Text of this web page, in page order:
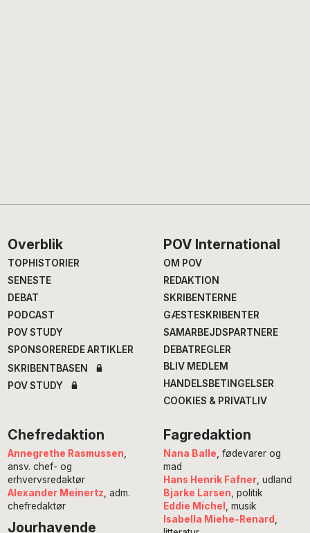
Footer
Overblik
TOPHISTORIER
SENESTE
DEBAT
PODCAST
POV STUDY
SPONSOREREDE ARTIKLER
SKRIBENTBASEN
POV STUDY
POV International
OM POV
REDAKTION
SKRIBENTERNE
GÆSTESKRIBENTER
SAMARBEJDSPARTNERE
DEBATREGLER
BLIV MEDLEM
HANDELSBETINGELSER
COOKIES & PRIVATLIV
Chefredaktion
Annegrethe Rasmussen
ansv. chef- og
erhvervsredaktør
Alexander Meinertz , adm.
chefredaktør
Jourhavende
Fagredaktion
Nana Balle , fødevarer og
mad
Hans Henrik Fafner, udland
Bjarke Larsen , politik
Eddie Michel
, musik
Isabella Miehe-Renard